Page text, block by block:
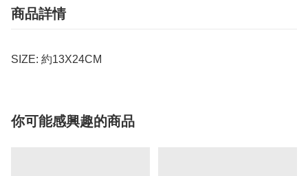
商品詳情
SIZE: 約13X24CM
你可能感興趣的商品